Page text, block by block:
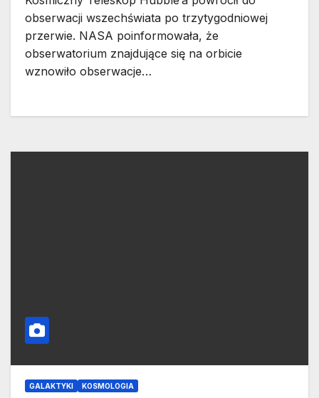
obserwacji wszechświata po trzytygodniowej
przerwie. NASA poinformowała, że
obserwatorium znajdujące się na orbicie
wznowiło obserwacje…
GALAKTYKI KOSMOLOGIA